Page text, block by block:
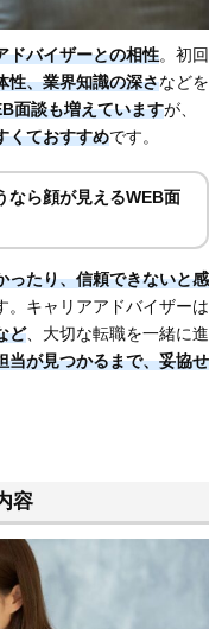
ドバイザーとの相性。初回
性、業界知識の深さなどを
面談も増えていますが、
くておすすめです。
なら顔が見えるWEB面
ったり、信頼できないと感
。キャリアアドバイザーは
ど、大切な転職を一緒に進
当が見つかるまで、妥協せ
容